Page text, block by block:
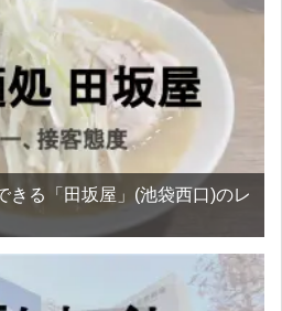
きる「田坂屋」(池袋西口)のレ